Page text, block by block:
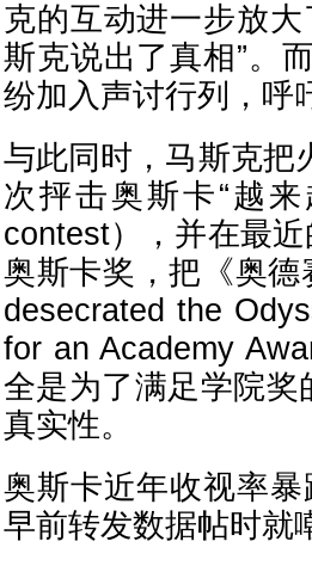
克的互动进一步放
斯克说出了真相”。
纷加入声讨行列，呼
与此同时，马斯克把
次抨击奥斯卡“越
contest），并在最
奥斯卡奖，把《奥
desecrated the
for an Academy
全是为了满足学院奖
真实性。
奥斯卡近年收视率
早前转发数据帖时就